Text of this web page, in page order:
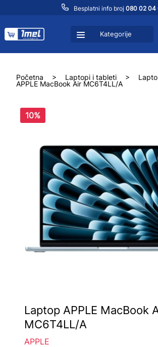
Besplatni info broj 080 02 04
Kategorije
Početna > Laptopi i tableti >
APPLE MacBook Air MC6T4LL/A
10%
Laptop APPLE MacBook
MC6T4LL/A
APPLE